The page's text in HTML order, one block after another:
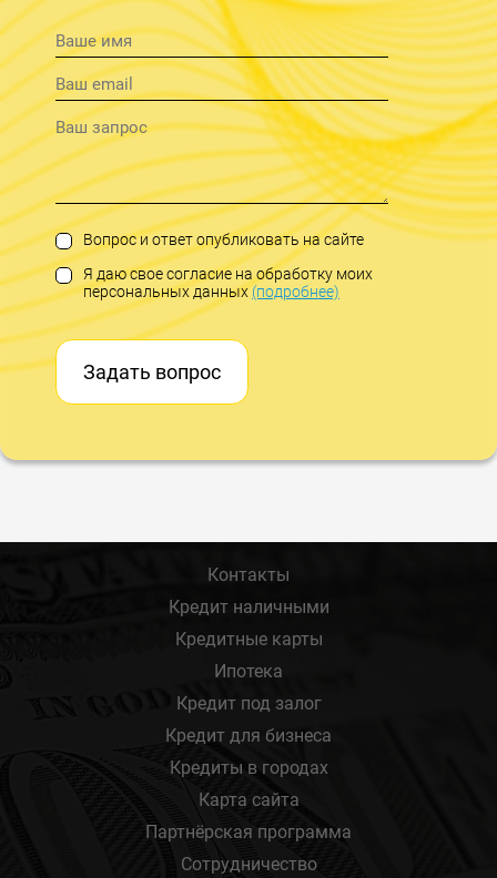
Вопрос и ответ опубликовать на сайте
Я даю свое согласие на обработку моих
персональных данных(подробнее)
Задать вопрос
Контакты
Кредит наличными
Кредитные карты
Ипотека
Кредит под залог
Кредит для бизнеса
Кредиты в городах
Карта сайта
Партнёрская программа
Сотрудничество